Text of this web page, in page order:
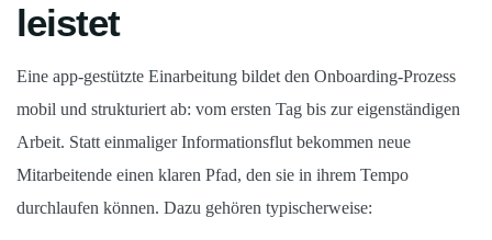
leistet
Eine app-gestützte Einarbeitung bildet den Onboarding-Prozess
mobil und strukturiert ab: vom ersten Tag bis zur eigenständigen
Arbeit. Statt einmaliger Informationsflut bekommen neue
Mitarbeitende einen klaren Pfad, den sie in ihrem Tempo
durchlaufen können. Dazu gehören typischerweise: